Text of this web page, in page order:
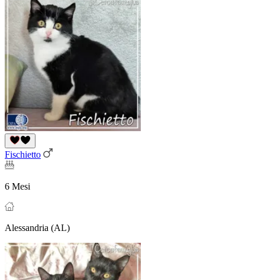
Fischietto
6 Mesi
Alessandria (AL)